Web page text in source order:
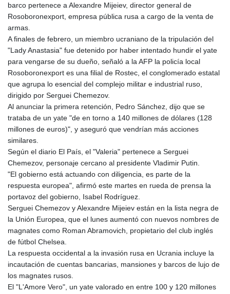
barco pertenece a Alexandre Mijeiev, director general de
Rosoboronexport, empresa pública rusa a cargo de la venta de
armas.
A finales de febrero, un miembro ucraniano de la tripulación del
"Lady Anastasia" fue detenido por haber intentado hundir el yate
para vengarse de su dueño, señaló a la AFP la policía local
Rosoboronexport es una filial de Rostec, el conglomerado estatal
que agrupa lo esencial del complejo militar e industrial ruso,
dirigido por Serguei Chemezov.
Al anunciar la primera retención, Pedro Sánchez, dijo que se
trataba de un yate "de en torno a 140 millones de dólares (128
millones de euros)", y aseguró que vendrían más acciones
similares.
Según el diario El País, el "Valeria" pertenece a Serguei
Chemezov, personaje cercano al presidente Vladimir Putin.
"El gobierno está actuando con diligencia, es parte de la
respuesta europea", afirmó este martes en rueda de prensa la
portavoz del gobierno, Isabel Rodríguez.
Serguei Chemezov y Alexandre Mijeiev están en la lista negra de
la Unión Europea, que el lunes aumentó con nuevos nombres de
magnates como Roman Abramovich, propietario del club inglés
de fútbol Chelsea.
La respuesta occidental a la invasión rusa en Ucrania incluye la
incautación de cuentas bancarias, mansiones y barcos de lujo de
los magnates rusos.
El "L'Amore Vero", un yate valorado en entre 100 y 120 millones